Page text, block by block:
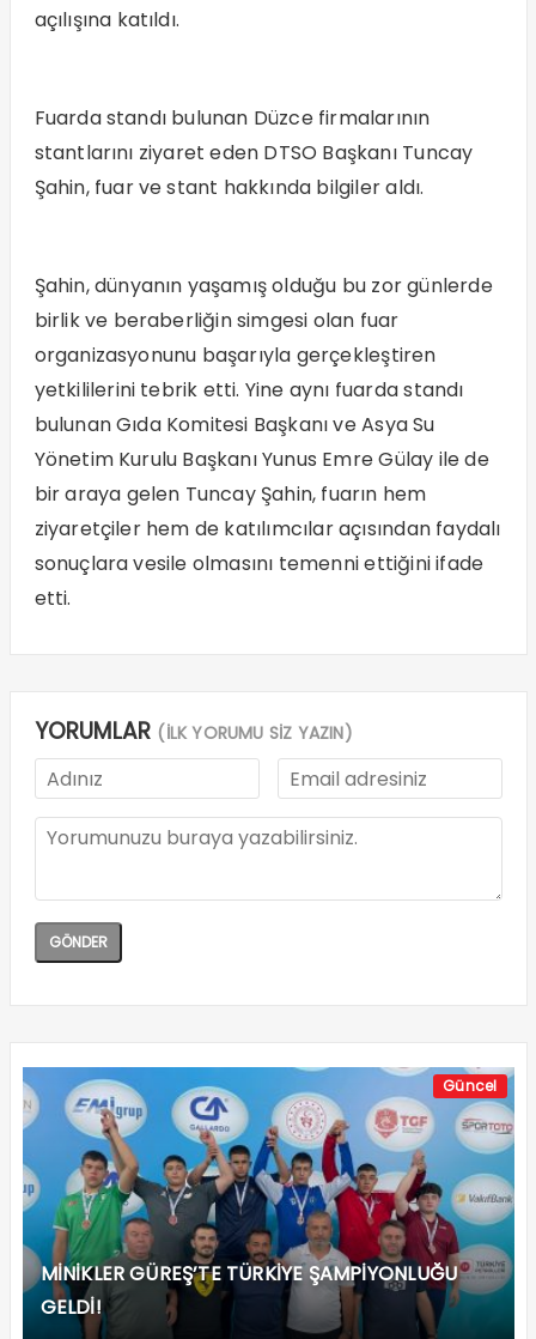
açılışına katıldı.
Fuarda standı bulunan Düzce firmalarının
stantlarını ziyaret eden DTSO Başkanı Tuncay
Şahin, fuar ve stant hakkında bilgiler aldı.
Şahin, dünyanın yaşamış olduğu bu zor günlerde
birlik ve beraberliğin simgesi olan fuar
organizasyonunu başarıyla gerçekleştiren
yetkililerini tebrik etti. Yine aynı fuarda standı
bulunan Gıda Komitesi Başkanı ve Asya Su
Yönetim Kurulu Başkanı Yunus Emre Gülay ile de
bir araya gelen Tuncay Şahin, fuarın hem
ziyaretçiler hem de katılımcılar açısından faydalı
sonuçlara vesile olmasını temenni ettiğini ifade
etti.
YORUMLAR (İLK YORUMU SİZ YAZIN)
Güncel
MİNİKLER GÜREŞ’TE TÜRKİYE ŞAMPİYONLUĞU
GELDİ!